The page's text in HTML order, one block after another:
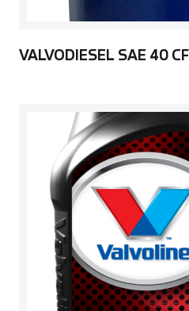
VALVODIESEL SAE 40 CF